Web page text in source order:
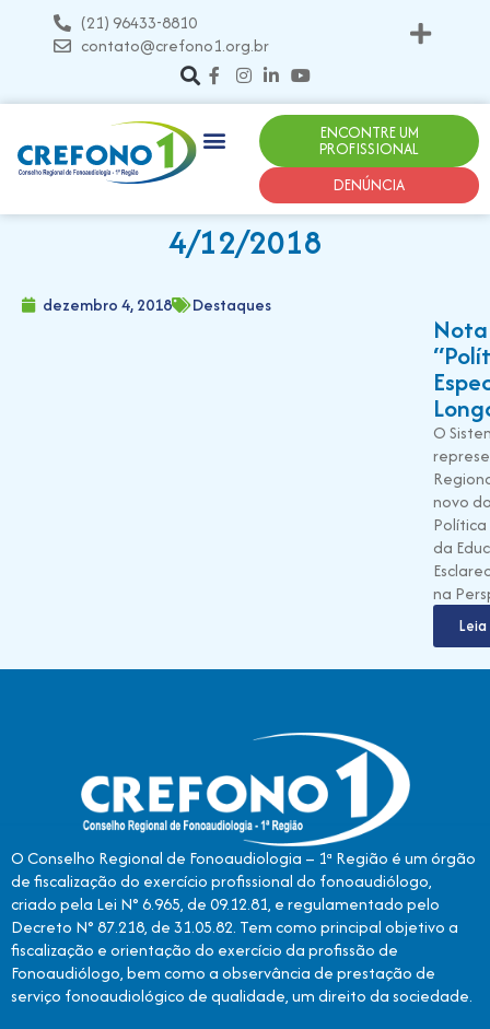
(21) 96433-8810
contato@crefono1.org.br
ENCONTRE UM
PROFISSIONAL
DENÚNCIA
4/12/2018
dezembro 4, 2018 Destaques
O
novo
da
na
Leia
O Conselho Regional de Fonoaudiologia – 1ª Região é um órgão
de fiscalização do exercício profissional do fonoaudiólogo,
criado pela Lei N° 6.965, de 09.12.81, e regulamentado pelo
Decreto N° 87.218, de 31.05.82. Tem como principal objetivo a
fiscalização e orientação do exercício da profissão de
Fonoaudiólogo, bem como a observância de prestação de
serviço fonoaudiológico de qualidade, um direito da sociedade.